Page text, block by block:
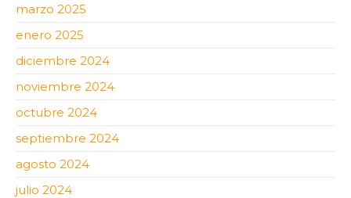
marzo 2025
enero 2025
diciembre 2024
noviembre 2024
octubre 2024
septiembre 2024
agosto 2024
julio 2024